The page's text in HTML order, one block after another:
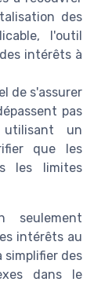
des
l'outil
intérêts à
de s'assurer
pas
un
que les
les limites
seulement
intérêts au
simplifier des
dans le